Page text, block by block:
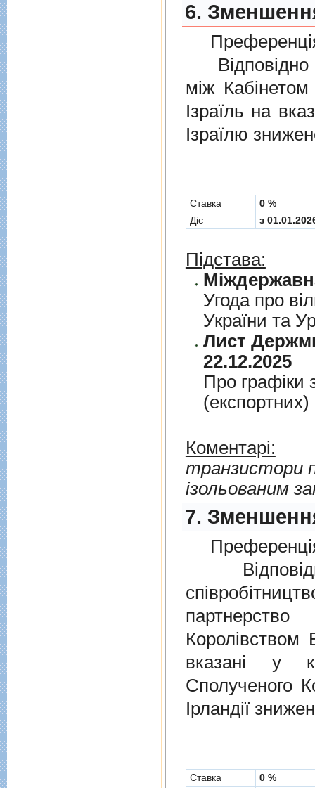
6.
Відповідно
мiж Кабінетом
Ізраїль на
Ізраїлю
Cтавка
0 %
Діє
з
Підстава:
Угода про
України та
Лист
22.12.2025
Про графiки
Коментарі:
транзистори
ізольованим
7.
Королівством
вказані у
Сполученого
Ірландії
Cтавка 0 %